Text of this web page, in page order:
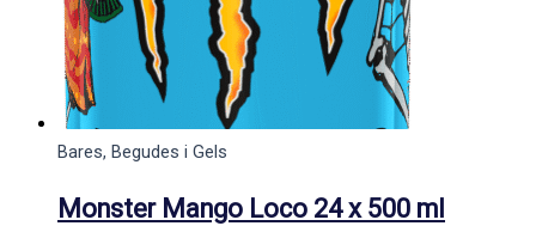
Bares, Begudes i Gels
Monster Mango Loco 24 x 500 ml